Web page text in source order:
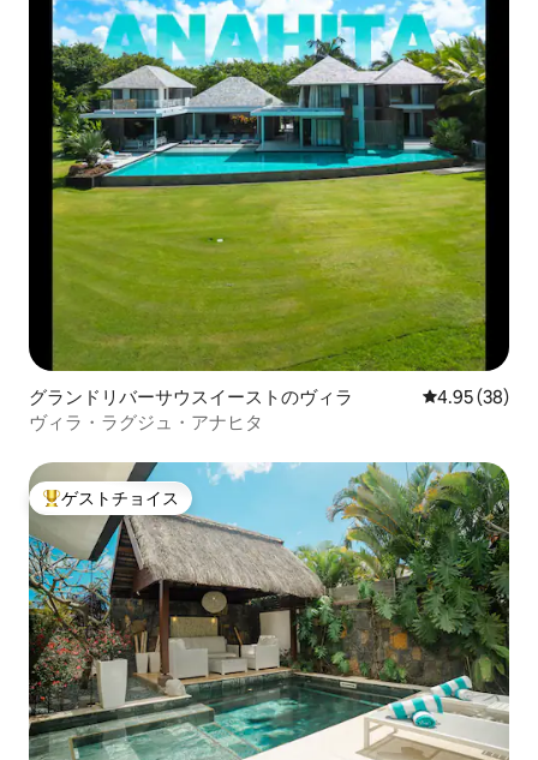
グランドリバーサウスイーストのヴィラ レビュー38
4.95 (38)
ヴィラ・ラグジュ・アナヒタ
大好評のゲストチョイスです。
ゲストチョイス